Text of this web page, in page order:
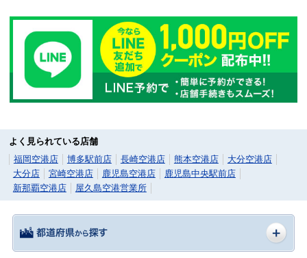
よく見られている店舗
福岡空港店
博多駅前店 長崎空港店 熊本空港店
大分空港店
大分店
宮崎空港店 鹿児島空港店
鹿児島中央駅前店
新那覇空港店
屋久島空港営業所